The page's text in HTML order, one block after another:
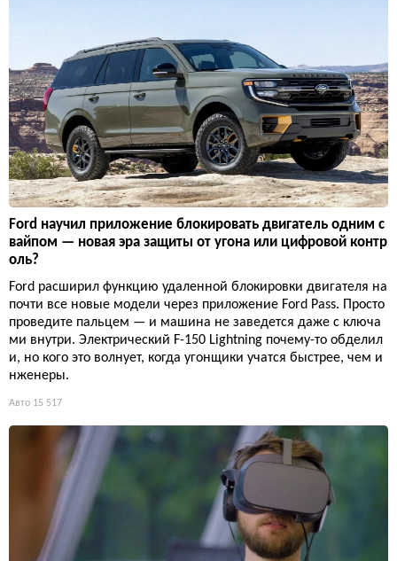
Ford научил приложение блокировать двигатель одним с
вайпом — новая эра защиты от угона или цифровой контр
оль?
Ford расширил функцию удаленной блокировки двигателя на
почти все новые модели через приложение Ford Pass. Просто
проведите пальцем — и машина не заведется даже с ключа
ми внутри. Электрический F-150 Lightning почему-то обделил
и, но кого это волнует, когда угонщики учатся быстрее, чем и
нженеры.
Авто 15 517